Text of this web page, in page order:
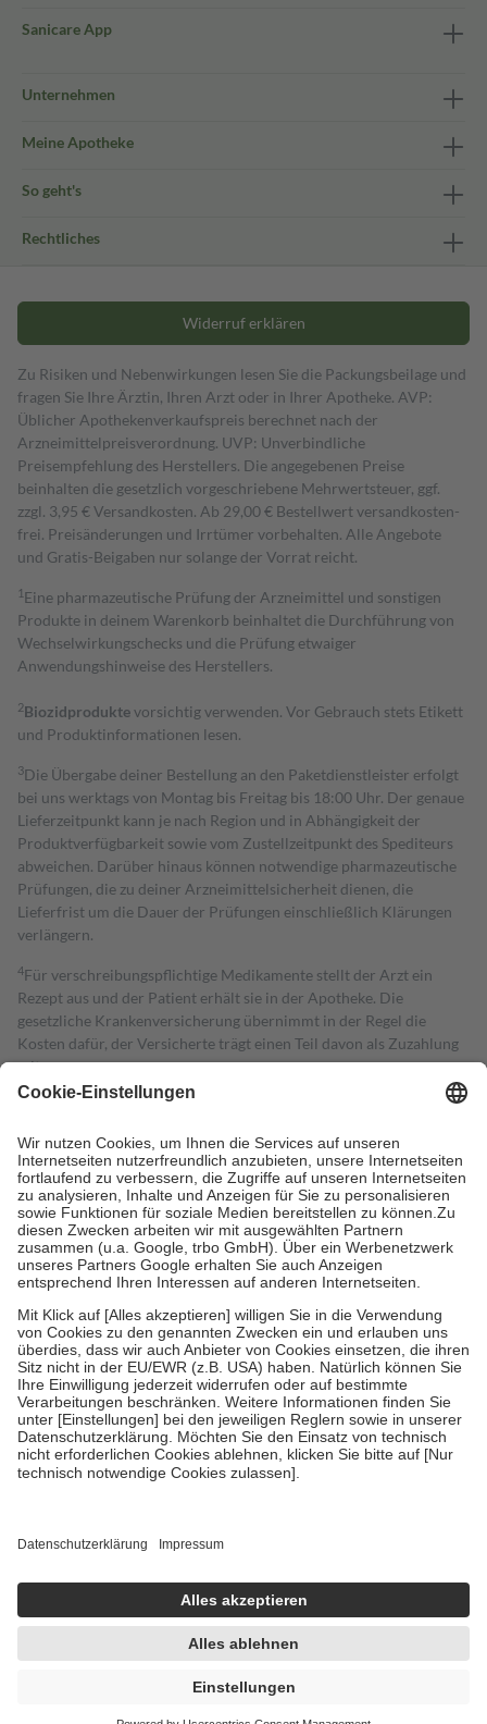
Sanicare App
Unternehmen
Meine Apotheke
So geht's
Rechtliches
Widerruf erklären
Zu Risiken und Nebenwirkungen lesen Sie die Packungsbeilage und
fragen Sie Ihre Ärztin, Ihren Arzt oder in Ihrer Apotheke. AVP:
Üblicher Apothekenverkaufspreis berechnet nach der
Arzneimittelpreisverordnung. UVP: Unverbindliche
Preisempfehlung des Herstellers. Die angegebenen Preise
beinhalten die gesetzlich vorgeschriebene Mehrwertsteuer, ggf.
zzgl. 3,95 € Versandkosten. Ab 29,00 € Bestell­wert versand­kosten­
frei. Preisänderungen und Irrtümer vorbehalten. Alle Angebote
und Gratis-Beigaben nur solange der Vorrat reicht.
1 Eine pharmazeutische Prüfung der Arzneimittel und sonstigen
Produkte in deinem Warenkorb beinhaltet die Durchführung von
Wechselwirkungschecks und die Prüfung etwaiger
Anwendungshinweise des Herstellers.
2Biozidproduktevorsichtig verwenden. Vor Gebrauch stets Etikett
und Produktinformationen lesen.
3Die Übergabe deiner Bestellung an den Paketdienstleister erfolgt
bei uns werktags von Montag bis Freitag bis 18:00 Uhr. Der genaue
Lieferzeitpunkt kann je nach Region und in Abhängigkeit der
Produktverfügbarkeit sowie vom Zustellzeitpunkt des Spediteurs
abweichen. Darüber hinaus können notwendige pharmazeutische
Prüfungen, die zu deiner Arzneimittelsicherheit dienen, die
Lieferfrist um die Dauer der Prüfungen einschließlich Klärungen
verlängern.
4Für verschreibungspflichtige Medikamente stellt der Arzt ein
Rezept aus und der Patient erhält sie in der Apotheke. Die
gesetzliche Krankenversicherung übernimmt in der Regel die
Kosten dafür, der Versicherte trägt einen Teil davon als Zuzahlung
mit.
Grundsätzlich leisten Mitglieder Zuzahlungen in Höhe von zehn
höchstens zehn Euro.
Es sind jedoch nie mehr als die tatsächlichen
Kosten der Leistung zu entrichten.
Diese Regeln gelten grundsätzlich auch für Online-Apotheken.
Bei Heilmitteln und häuslicher Krankenpflege beträgt die
Zuzahlung zehn Prozent der Kosten sowie zehn Euro je
Verordnung.
Um das Engagement der Versicherten für ihre eigene Gesundheit zu
stärken und die besondere Stellung der Familie zu unterstützen,
fallenkeine Zuzahlungenan bei:
• Kindern und Jugendlichen bis zum vollendeten 18. Lebensjahr
mit Ausnahme der Fahrkosten
• Untersuchungen zur Vorsorge und Früherkennung, die von der
GKV getragen werden
• empfohlenen Schutzimpfungen
• Harn- und Blutteststreifen
getroffen, um sicherzustellen, dass es sich um echte Bewertungen
https://help.etrusted.com/hc/de/articles/4419944605341
Einige Bilder und Inhalte wurden unter Zuhilfenahme künstlicher